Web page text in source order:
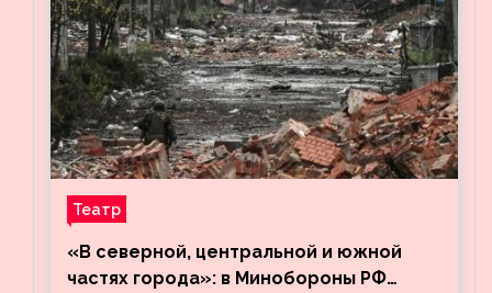
Театр
«В северной, центральной и южной
частях города»: в Минобороны РФ